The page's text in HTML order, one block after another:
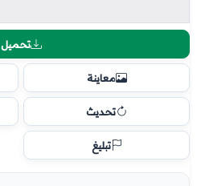
تحميل
معاينة
تحديث
تبليغ